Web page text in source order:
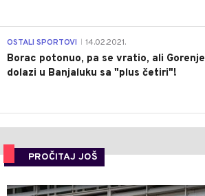
OSTALI SPORTOVI 14.02.2021.
Borac potonuo, pa se vratio, ali Gorenje
dolazi u Banjaluku sa "plus četiri"!
PROČITAJ JOŠ